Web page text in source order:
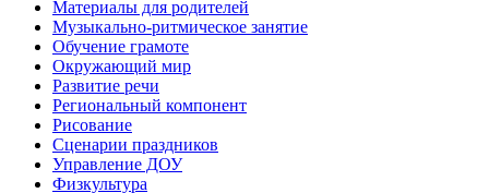
Материалы для родителей
Музыкально-ритмическое занятие
Обучение грамоте
Окружающий мир
Развитие речи
Региональный компонент
Рисование
Сценарии праздников
Управление ДОУ
Физкультура